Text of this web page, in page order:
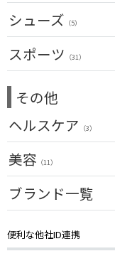
ユーティリティー
アイアンセット
アイアン単品
ウェッジ
パター
ゴルフバッグ
キャディバッグ
ゴルフシューズ
ウェア
その他
メンズ
スーツケース
シューズ （5）
アクセサリー
メンズ
スポーツ （31）
アウトドア
アクセサリー
その他
ヘルスケア （3）
サポーター
美容 （11）
UVケア（11）
ブランド一覧
便利な他社ID連携